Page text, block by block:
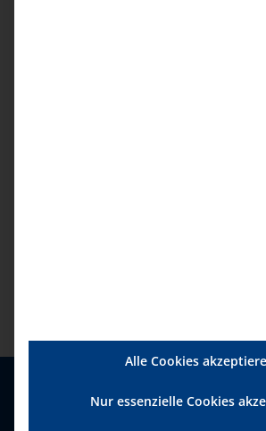
Alle Cookies
Nur essenzielle Cookies